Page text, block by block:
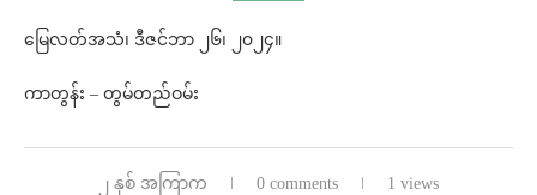
မြေလတ်အသံ၊ ဒီဇင်ဘာ ၂၆၊ ၂၀၂၄။
ကာတွန်း – တွမ်တည်ဝမ်း
၂ နှစ် အကြာက 0 comments 1 views